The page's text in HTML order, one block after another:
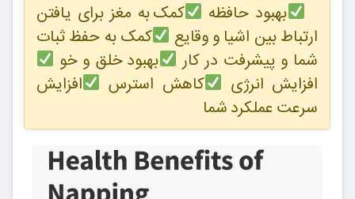
بهبود حافظه
کمک به مغز برای یافتن
ارتباط بین اشیا و وقایع
کمک به حفظ ثبات
شما و پیشرفت در کار
بهبود خلق و خو
افزایش انرژی
کاهش استرس
افزایش
سرعت عملکرد شما